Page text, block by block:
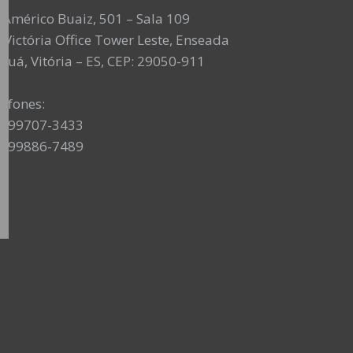
Américo Buaiz, 501 – Sala 109
Victória Office Tower Leste, Enseada
Suá, Vitória – ES, CEP: 29050-911
99707-3433
99886-7489